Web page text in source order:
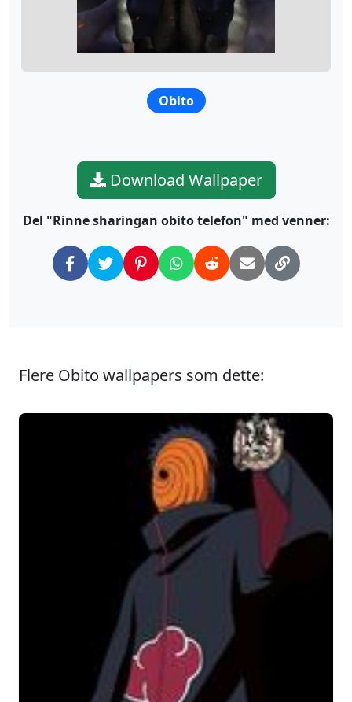
Obito
Download Wallpaper
Del "Rinne sharingan obito telefon" med venner:
Flere Obito wallpapers som dette: